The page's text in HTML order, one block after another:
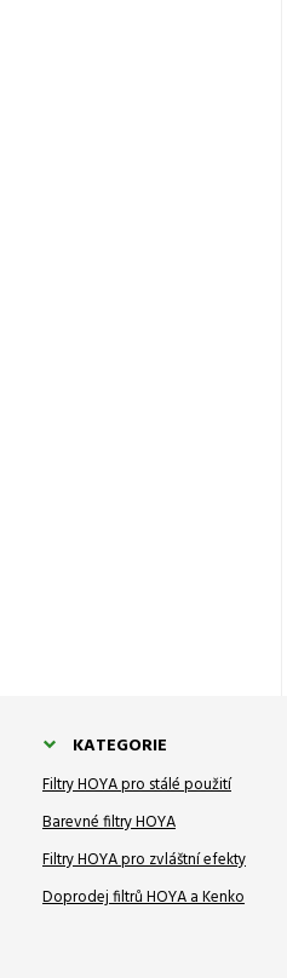
KATEGORIE
Filtry HOYA pro stálé použití
Barevné filtry HOYA
Filtry HOYA pro zvláštní efekty
Doprodej filtrů HOYA a Kenko